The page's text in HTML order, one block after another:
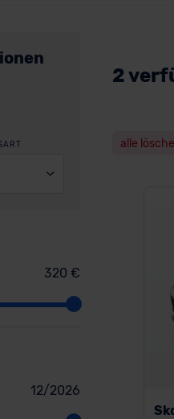
320 €
12/2026
2
alle